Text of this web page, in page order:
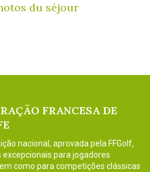
du séjour
FRANCESA DE
nacional, aprovada pela FFGolf,
para jogadores
como para competições clássicas